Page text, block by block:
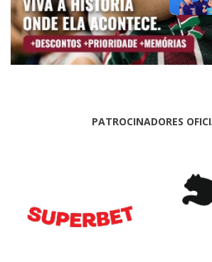
PATROCINADORES